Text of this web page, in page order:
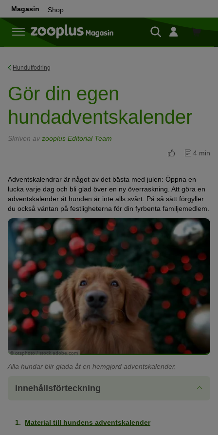
Magasin Shop
Shop
Hundutfodring
Gör din egen
hundadventskalender
Skriven av zooplus Editorial Team
4 min
Adventskalendrar är något av det bästa med julen: Öppna en
lucka varje dag och bli glad över en ny överraskning. Att göra en
adventskalender åt hunden är inte alls svårt. På så sätt förgyller
du också väntan på festligheterna för din fyrbenta familjemedlem.
© otsphoto / stock.adobe.com
Alla hundar blir glada åt en hemgjord adventskalender.
Innehållsförteckning
Material till hundens adventskalender